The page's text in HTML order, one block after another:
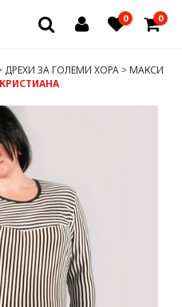
0 0
ДРЕХИ ЗА ГОЛЕМИ ХОРА >МАКСИ